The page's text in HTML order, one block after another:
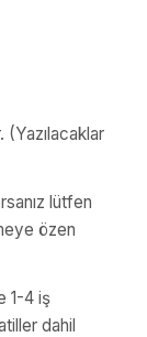
(Yazılacaklar
lütfen
özen
1-4 iş
dahil